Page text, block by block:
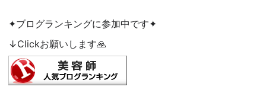
✦ブログランキングに参加中です✦
↓Clickお願いします🙏